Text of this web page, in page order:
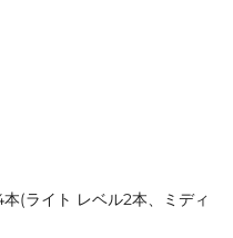
(ライト レベル2本、ミディ